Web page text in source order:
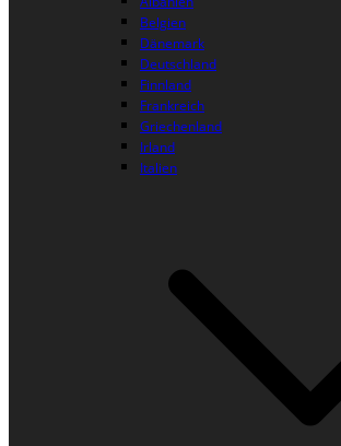
Belgien
Dänemark
Deutschland
Finnland
Frankreich
Griechenland
Irland
Italien